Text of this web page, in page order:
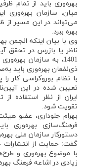
بهره‌وری باید از تمام
میان، سازمان بهره‌وری
می‌تواند در این مسیر
بهره‌ ببرد.
وی با بیان اینکه انجمن
1401، به سازمان
ذی‌نفعان بهره‌وری باید
با نظام بوروکراسی کار
تعیین شده در این
ایران از نظر استفاده
تقویت شود.
بهرام جلوداری، عضو
فرهنگ‌سازی بهره‌وری
دستورکار سازمان ملی
گفت: حمایت از انتشارات
با موضوع بهره‌وری و
زیادی در اشاعه فرهنگ